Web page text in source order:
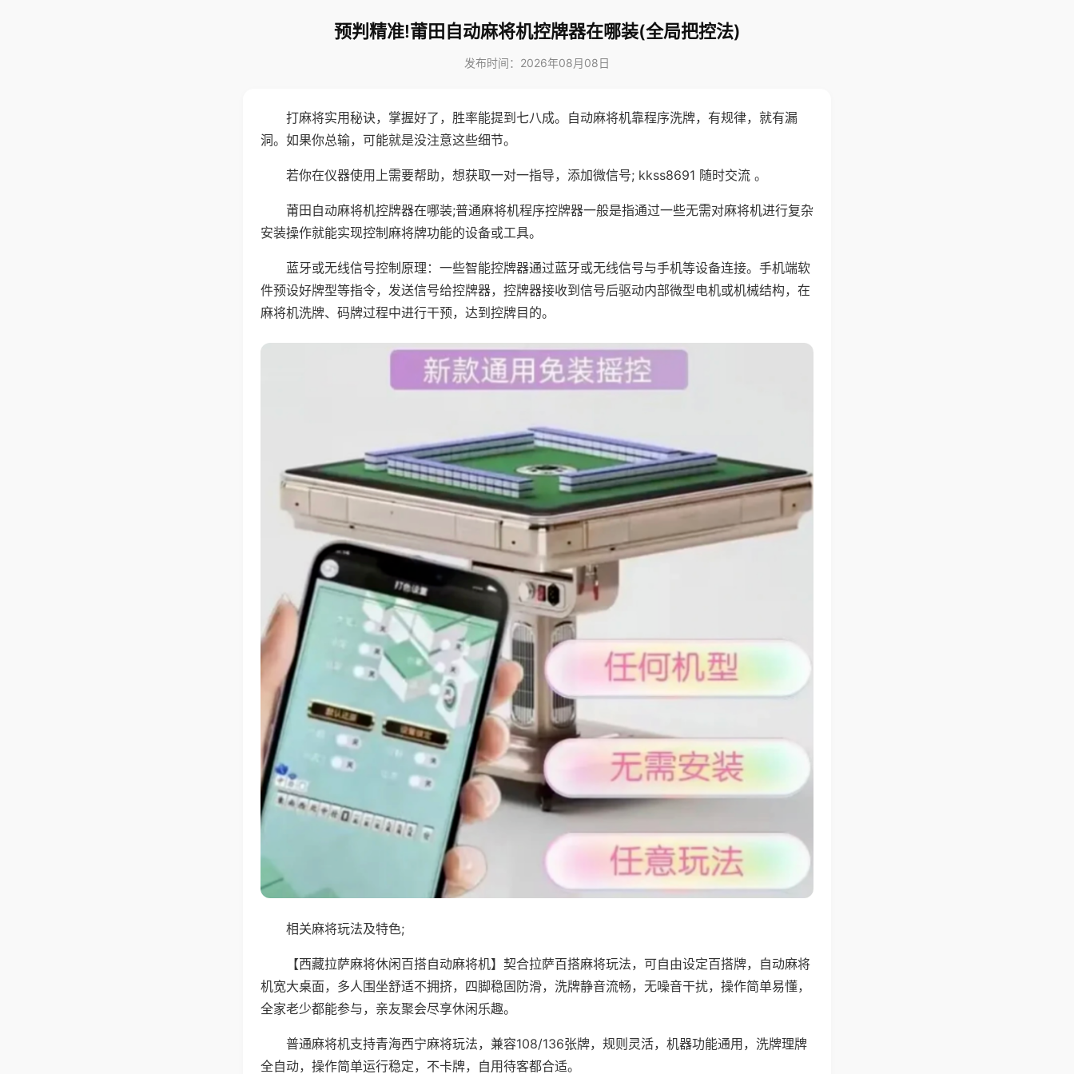
预判精准!莆田自动麻将机控牌器在哪装(全局把控法)
发布时间：2026年08月08日
打麻将实用秘诀，掌握好了，胜率能提到七八成。自动麻将机靠程序洗牌，有规律，就有漏
洞。如果你总输，可能就是没注意这些细节。
若你在仪器使用上需要帮助，想获取一对一指导，添加微信号; kkss8691 随时交流 。
莆田自动麻将机控牌器在哪装;普通麻将机程序控牌器一般是指通过一些无需对麻将机进行复杂
安装操作就能实现控制麻将牌功能的设备或工具。
蓝牙或无线信号控制原理：一些智能控牌器通过蓝牙或无线信号与手机等设备连接。手机端软
件预设好牌型等指令，发送信号给控牌器，控牌器接收到信号后驱动内部微型电机或机械结构，在
麻将机洗牌、码牌过程中进行干预，达到控牌目的。
相关麻将玩法及特色;
【西藏拉萨麻将休闲百搭自动麻将机】契合拉萨百搭麻将玩法，可自由设定百搭牌，自动麻将
机宽大桌面，多人围坐舒适不拥挤，四脚稳固防滑，洗牌静音流畅，无噪音干扰，操作简单易懂，
全家老少都能参与，亲友聚会尽享休闲乐趣。
普通麻将机支持青海西宁麻将玩法，兼容108/136张牌，规则灵活，机器功能通用，洗牌理牌
全自动，操作简单运行稳定，不卡牌，自用待客都合适。